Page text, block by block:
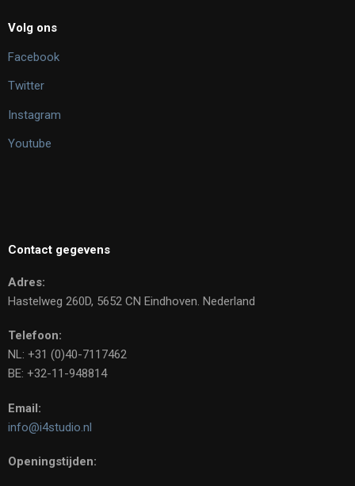
Volg ons
Facebook
Twitter
Instagram
Youtube
Contact gegevens
Adres:
Hastelweg 260D, 5652 CN Eindhoven. Nederland
Telefoon:
NL: +31 (0)40-7117462
BE: +32-11-948814
Email:
info@i4studio.nl
Openingstijden: